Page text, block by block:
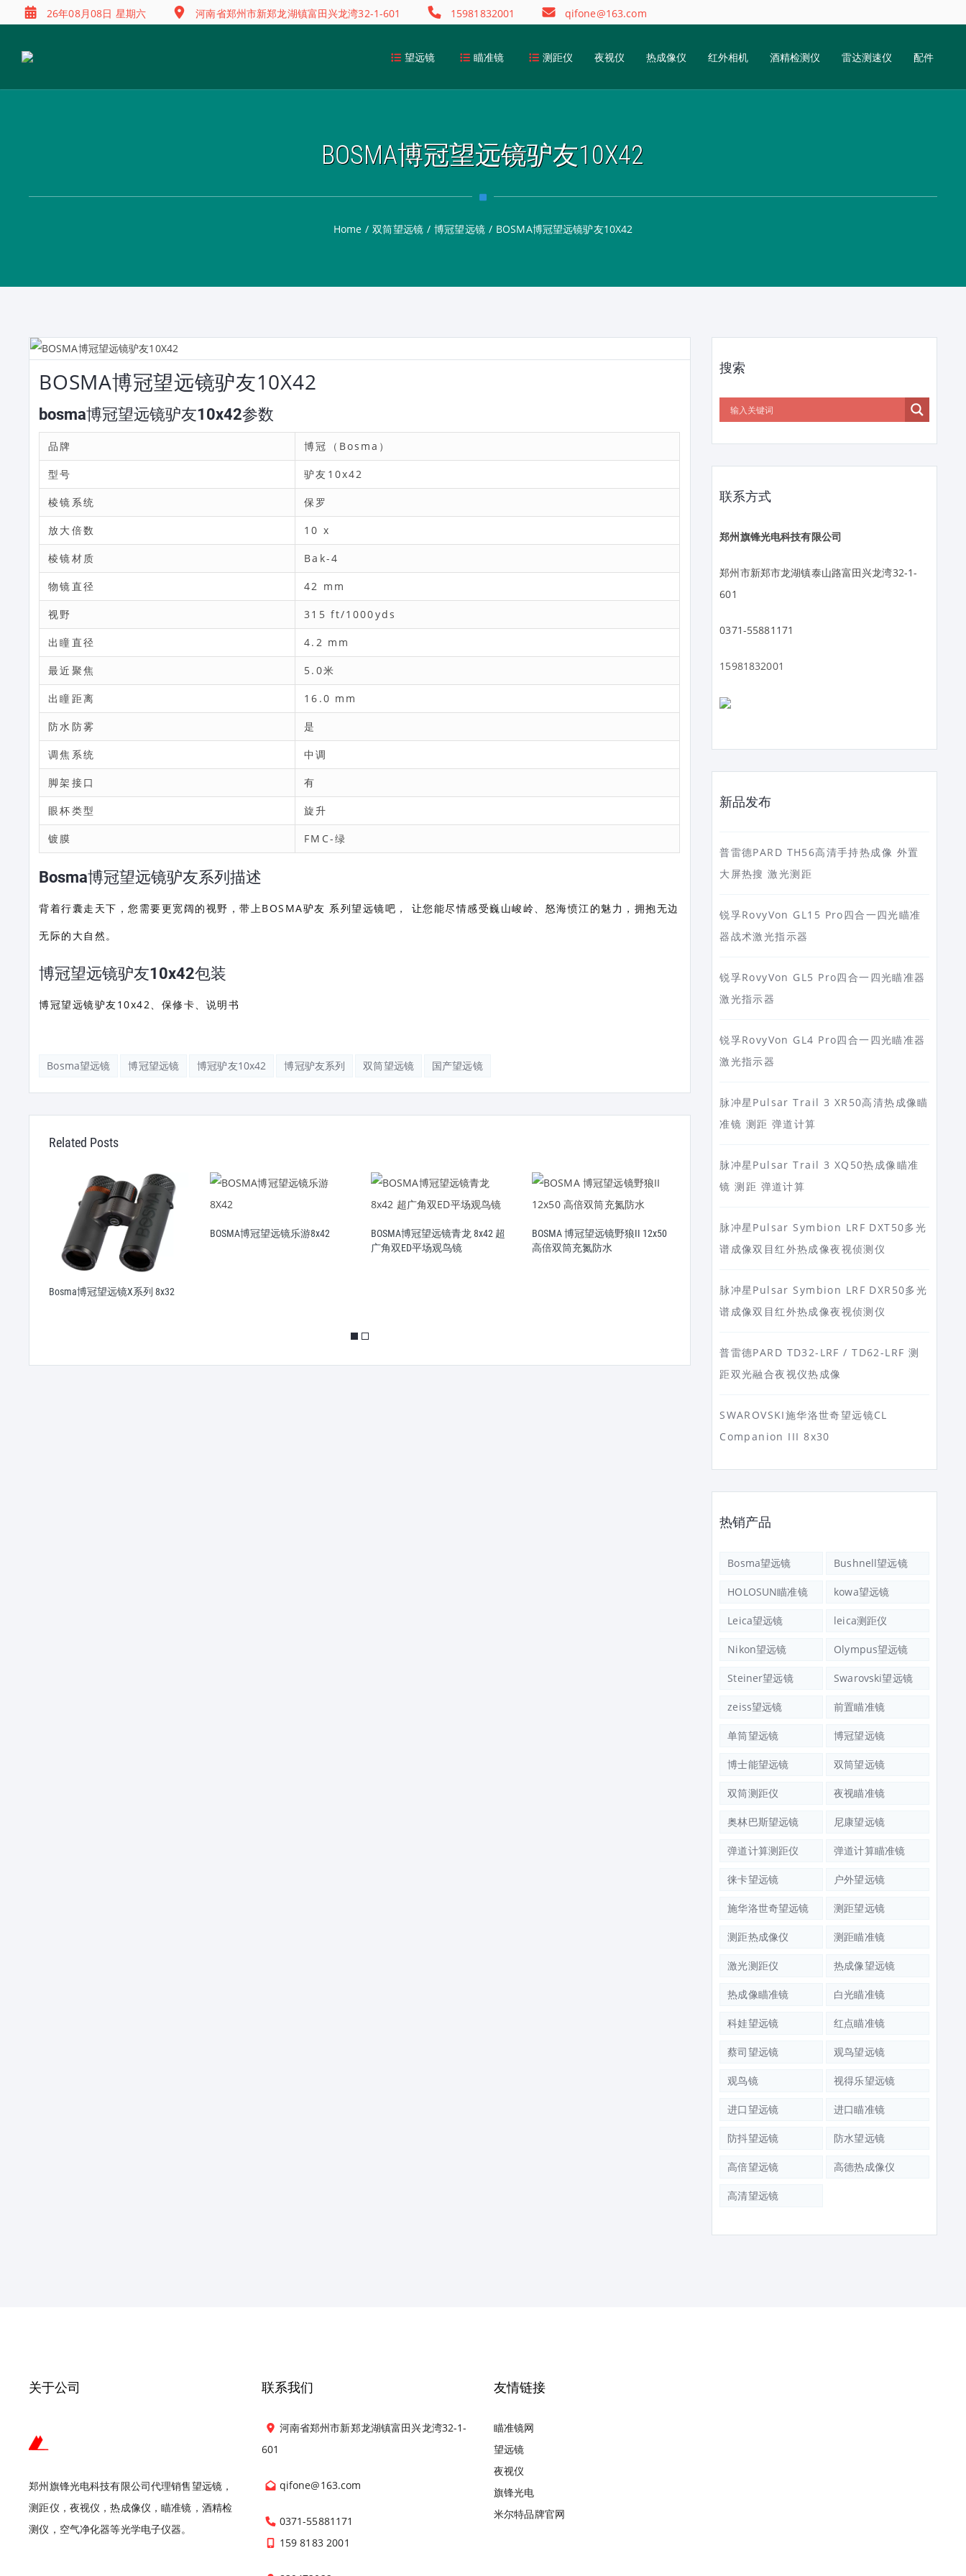
26年08月08日 星期六 河南省郑州市新郑龙湖镇富田兴龙湾32-1-601 15981832001 qifone@163.com
望远镜 瞄准镜 测距仪 夜视仪 热成像仪 红外相机 酒精检测仪 雷达测速仪 配件
BOSMA博冠望远镜驴友10X42
Home / 双筒望远镜 / 博冠望远镜 / BOSMA博冠望远镜驴友10X42
BOSMA博冠望远镜驴友10X42
bosma博冠望远镜驴友10x42参数
品牌 博冠（Bosma）
型号 驴友10x42
棱镜系统 保罗
放大倍数 10 x
棱镜材质 Bak-4
物镜直径 42 mm
视野 315 ft/1000yds
出瞳直径 4.2 mm
最近聚焦 5.0米
出瞳距离 16.0 mm
防水防雾 是
调焦系统 中调
脚架接口 有
眼杯类型 旋升
镀膜 FMC-绿
Bosma博冠望远镜驴友系列描述
背着行囊走天下，您需要更宽阔的视野，带上BOSMA驴友 系列望远镜吧， 让您能尽情感受巍山峻岭、怒海愤江的魅力，拥抱无边
无际的大自然。
博冠望远镜驴友10x42包装
博冠望远镜驴友10x42、保修卡、说明书
Bosma望远镜 博冠望远镜 博冠驴友10x42 博冠驴友系列 双筒望远镜 国产望远镜
Related Posts
Bosma博冠望远镜X系列 8x32
BOSMA博冠望远镜乐游8x42
BOSMA博冠望远镜青龙 8x42 超
广角双ED平场观鸟镜
BOSMA 博冠望远镜野狼II 12x50
高倍双筒充氮防水
BOSMA博冠望远镜二代猎手II
10x50双筒高倍
BOSMA博冠望远镜驴友
搜索
联系方式
郑州旗锋光电科技有限公司
郑州市新郑市龙湖镇泰山路富田兴龙湾32-1-
601
0371-55881171
15981832001
新品发布
普雷德PARD TH56高清手持热成像 外置
大屏热搜 激光测距
锐孚RovyVon GL15 Pro四合一四光瞄准
器战术激光指示器
锐孚RovyVon GL5 Pro四合一四光瞄准器
激光指示器
锐孚RovyVon GL4 Pro四合一四光瞄准器
激光指示器
脉冲星Pulsar Trail 3 XR50高清热成像瞄
准镜 测距 弹道计算
脉冲星Pulsar Trail 3 XQ50热成像瞄准
镜 测距 弹道计算
脉冲星Pulsar Symbion LRF DXT50多光
谱成像双目红外热成像夜视侦测仪
脉冲星Pulsar Symbion LRF DXR50多光
谱成像双目红外热成像夜视侦测仪
普雷德PARD TD32-LRF / TD62-LRF 测
距双光融合夜视仪热成像
SWAROVSKI施华洛世奇望远镜CL
Companion III 8x30
热销产品
Bosma望远镜 Bushnell望远镜
HOLOSUN瞄准镜 kowa望远镜
Leica望远镜 leica测距仪
Nikon望远镜 Olympus望远镜
Steiner望远镜 Swarovski望远镜
zeiss望远镜 前置瞄准镜
单筒望远镜 博冠望远镜
博士能望远镜 双筒望远镜
双筒测距仪 夜视瞄准镜
奥林巴斯望远镜 尼康望远镜
弹道计算测距仪 弹道计算瞄准镜
徕卡望远镜 户外望远镜
施华洛世奇望远镜 测距望远镜
测距热成像仪 测距瞄准镜
激光测距仪 热成像望远镜
热成像瞄准镜 白光瞄准镜
科娃望远镜 红点瞄准镜
蔡司望远镜 观鸟望远镜
观鸟镜 视得乐望远镜
进口望远镜 进口瞄准镜
防抖望远镜 防水望远镜
高倍望远镜 高德热成像仪
高清望远镜
关于公司
郑州旗锋光电科技有限公司代理销售望远镜，
测距仪，夜视仪，热成像仪，瞄准镜，酒精检
测仪，空气净化器等光学电子仪器。
联系我们
河南省郑州市新郑龙湖镇富田兴龙湾32-1-
601
qifone@163.com
0371-55881171
159 8183 2001
友情链接
瞄准镜网
望远镜
夜视仪
旗锋光电
米尔特品牌官网